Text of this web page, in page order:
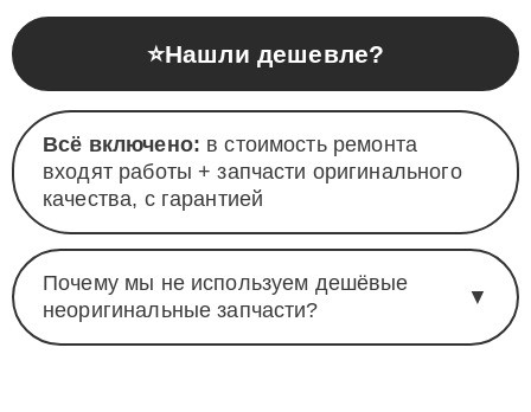
⭐Нашли дешевле?
Всё включено: в стоимость ремонта
входят работы + запчасти оригинального
качества, с гарантией
Почему мы не используем дешёвые
неоригинальные запчасти?
▼